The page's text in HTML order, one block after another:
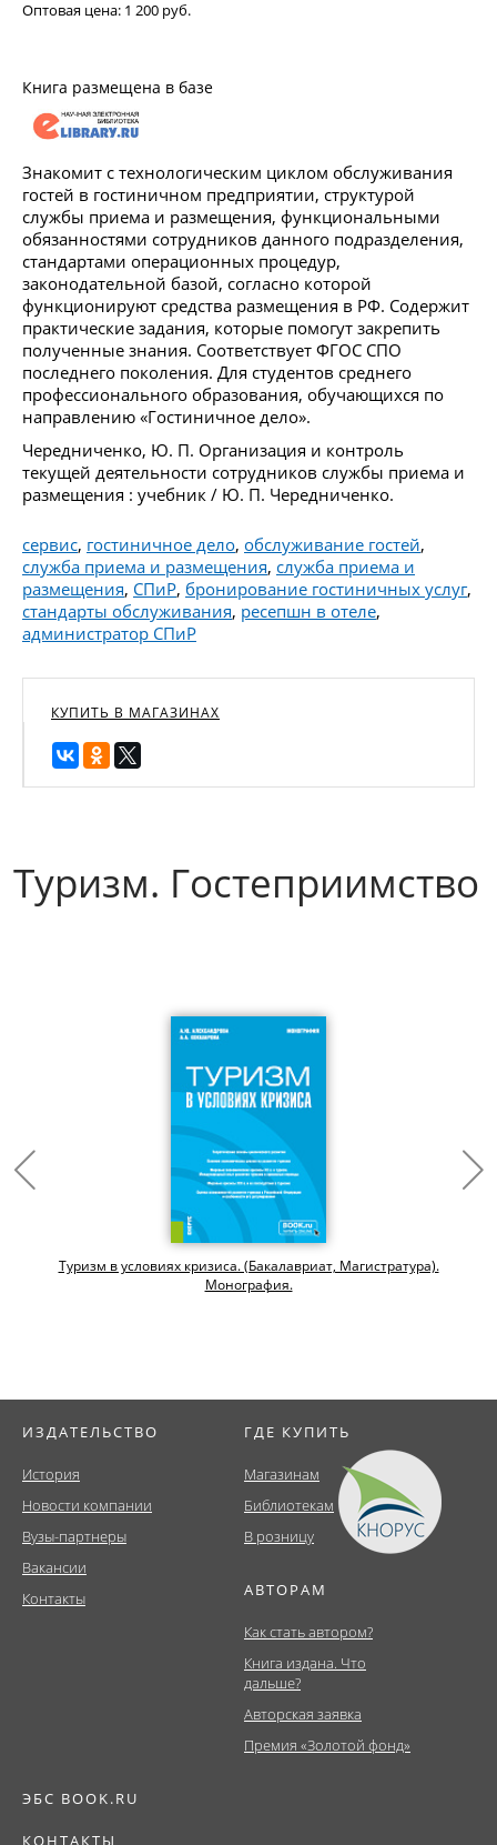
Оптовая цена: 1 200 руб.
Книга размещена в базе
Знакомит с технологическим циклом обслуживания
гостей в гостиничном предприятии, структурой
службы приема и размещения, функциональными
обязанностями сотрудников данного подразделения,
стандартами операционных процедур,
законодательной базой, согласно которой
функционируют средства размещения в РФ. Содержит
практические задания, которые помогут закрепить
полученные знания. Соответствует ФГОС СПО
последнего поколения. Для студентов среднего
профессионального образования, обучающихся по
направлению «Гостиничное дело».
Чередниченко, Ю. П. Организация и контроль
текущей деятельности сотрудников службы приема и
размещения : учебник / Ю. П. Чередниченко.
сервис, гостиничное дело, обслуживание гостей,
служба приема и размещения, служба приема и
размещения, СПиР, бронирование гостиничных услуг,
стандарты обслуживания, ресепшн в отеле,
администратор СПиР
КУПИТЬ В МАГАЗИНАХ
Туризм. Гостеприимство
Туризм в условиях кризиса. (Бакалавриат, Магистратура).
Монография.
ИЗДАТЕЛЬСТВО
История
Новости компании
Вузы-партнеры
Вакансии
Контакты
ГДЕ КУПИТЬ
Магазинам
Библиотекам
В розницу
АВТОРАМ
Как стать автором?
Книга издана. Что
дальше?
Авторская заявка
Премия «Золотой фонд»
ЭБС BOOK.RU
КОНТАКТЫ